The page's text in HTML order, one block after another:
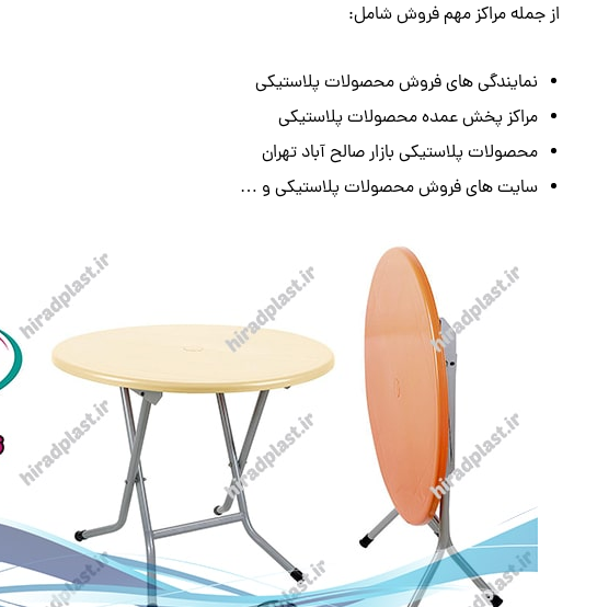
از جمله مراکز مهم فروش شامل:
نمایندگی های فروش محصولات پلاستیکی
مراکز پخش عمده محصولات پلاستیکی
محصولات پلاستیکی بازار صالح آباد تهران
سایت های فروش محصولات پلاستیکی و …